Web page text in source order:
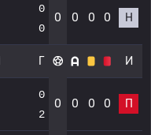
0
0
0 0 0 0 Н
Г И
0
2
0 0 0 0 П